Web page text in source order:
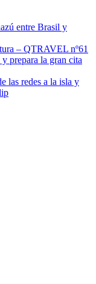
entre Brasil y
– QTRAVEL nº61
prepara la gran cita
las redes a la isla y